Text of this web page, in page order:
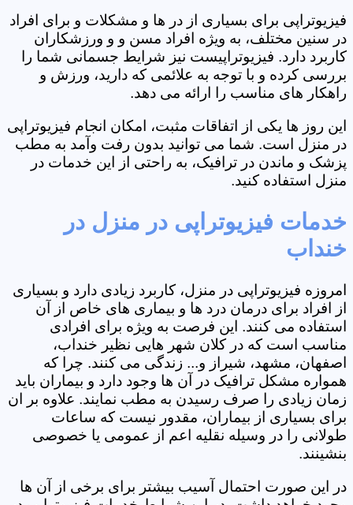
فیزیوتراپی برای بسیاری از در ها و مشکلات و برای افراد
در سنین مختلف، به ویژه افراد مسن و و ورزشکاران
کاربرد دارد. فیزیوتراپیست نیز شرایط جسمانی شما را
بررسی کرده و با توجه به علائمی که دارید، ورزش و
راهکار های مناسب را ارائه می دهد.
این روز ها یکی از اتفاقات مثبت، امکان انجام فیزیوتراپی
در منزل است. شما می توانید بدون رفت وآمد به مطب
پزشک و ماندن در ترافیک، به راحتی از این خدمات در
منزل استفاده کنید.
خدمات فیزیوتراپی در منزل در
خنداب
امروزه فیزیوتراپی در منزل، کاربرد زیادی دارد و بسیاری
از افراد برای درمان درد ها و بیماری های خاص از آن
استفاده می کنند. این فرصت به ویژه برای افرادی
مناسب است که در کلان شهر هایی نظیر خنداب،
اصفهان، مشهد، شیراز و... زندگی می کنند. چرا که
همواره مشکل ترافیک در آن ها وجود دارد و بیماران باید
زمان زیادی را صرف رسیدن به مطب نمایند. علاوه بر ان
برای بسیاری از بیماران، مقدور نیست که ساعات
طولانی را در وسیله نقلیه اعم از عمومی یا خصوصی
بنشینند.
در این صورت احتمال آسیب بیشتر برای برخی از آن ها